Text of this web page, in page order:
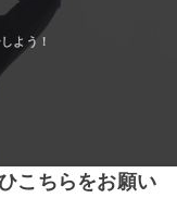
こちらをお願い